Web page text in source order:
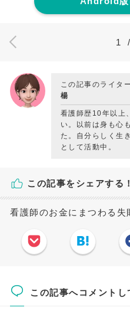
1 /
この記事のライター
楊
看護師歴10年以上
い。以前は身も心
た。自分らしく生
として活動中。
この記事をシェアする！
看護師のお金にまつわる失
この記事へコメントし